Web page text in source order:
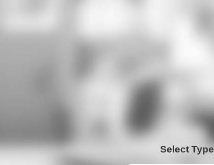
Select Type